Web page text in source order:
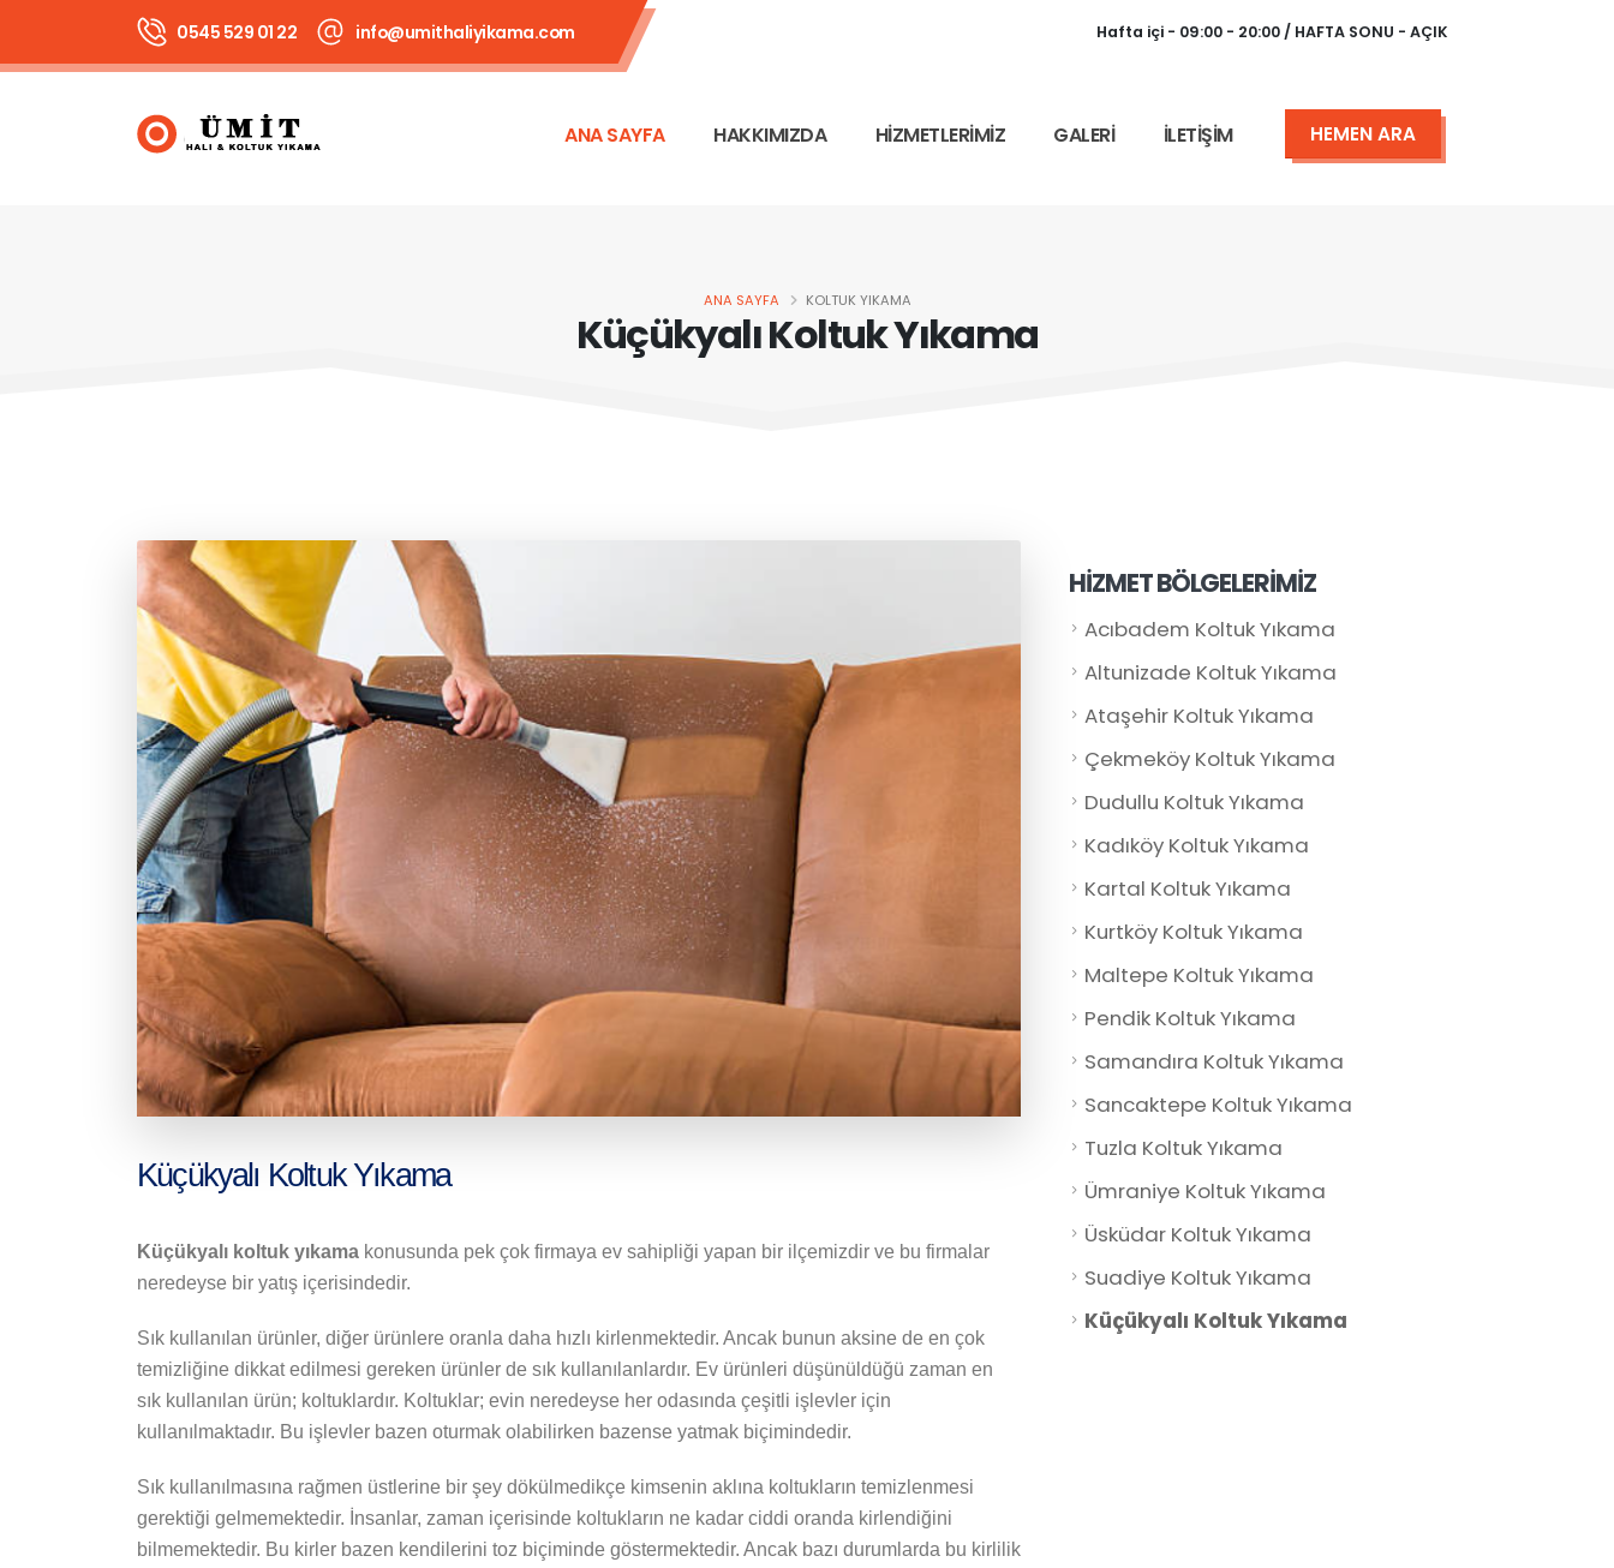
0545 529 01 22 info@umithaliyikama.com Hafta içi - 09:00 - 20:00 / HAFTA SONU - AÇIK
ANA SAYFA HAKKIMIZDA HİZMETLERİMİZ GALERİ İLETİŞİM HEMEN ARA
Küçükyalı Koltuk Yıkama
ANA SAYFA KOLTUK YIKAMA
Küçükyalı Koltuk Yıkama
Küçükyalı koltuk yıkama konusunda pek çok firmaya ev sahipliği yapan bir ilçemizdir ve bu firmalar
neredeyse bir yatış içerisindedir.
Sık kullanılan ürünler, diğer ürünlere oranla daha hızlı kirlenmektedir. Ancak bunun aksine de en çok
temizliğine dikkat edilmesi gereken ürünler de sık kullanılanlardır. Ev ürünleri düşünüldüğü zaman en
sık kullanılan ürün; koltuklardır. Koltuklar; evin neredeyse her odasında çeşitli işlevler için
kullanılmaktadır. Bu işlevler bazen oturmak olabilirken bazense yatmak biçimindedir.
Sık kullanılmasına rağmen üstlerine bir şey dökülmedikçe kimsenin aklına koltukların temizlenmesi
gerektiği gelmemektedir. İnsanlar, zaman içerisinde koltukların ne kadar ciddi oranda kirlendiğini
bilmemektedir. Bu kirler bazen kendilerini toz biçiminde göstermektedir. Ancak bazı durumlarda bu kirlilik
HİZMET BÖLGELERİMİZ
Acıbadem Koltuk Yıkama
Altunizade Koltuk Yıkama
Ataşehir Koltuk Yıkama
Çekmeköy Koltuk Yıkama
Dudullu Koltuk Yıkama
Kadıköy Koltuk Yıkama
Kartal Koltuk Yıkama
Kurtköy Koltuk Yıkama
Maltepe Koltuk Yıkama
Pendik Koltuk Yıkama
Samandıra Koltuk Yıkama
Sancaktepe Koltuk Yıkama
Tuzla Koltuk Yıkama
Ümraniye Koltuk Yıkama
Üsküdar Koltuk Yıkama
Suadiye Koltuk Yıkama
Küçükyalı Koltuk Yıkama